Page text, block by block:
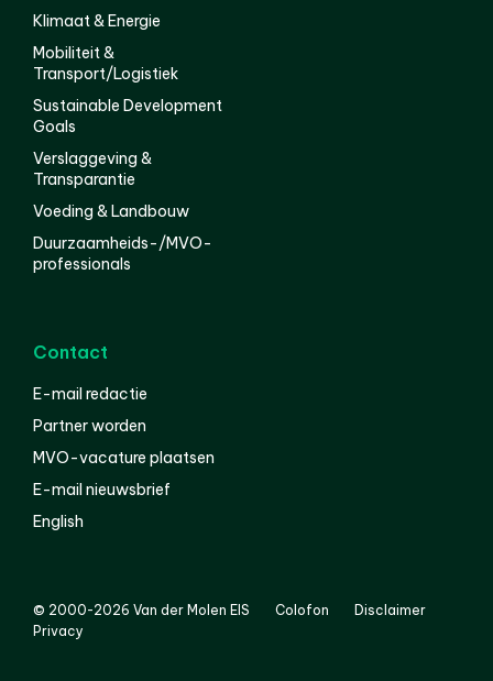
Klimaat & Energie
Mobiliteit &
Transport/Logistiek
Sustainable Development
Goals
Verslaggeving &
Transparantie
Voeding & Landbouw
Duurzaamheids-/MVO-
professionals
Contact
E-mail redactie
Partner worden
MVO-vacature plaatsen
E-mail nieuwsbrief
English
© 2000-2026 Van der Molen EIS Colofon
Disclaimer
Privacy